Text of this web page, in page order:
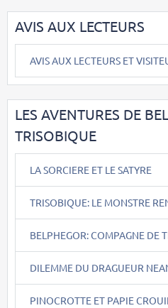
AVIS AUX LECTEURS
AVIS AUX LECTEURS ET
LES AVENTURES DE
TRISOBIQUE
LA SORCIERE ET LE SATYRE
TRISOBIQUE: LE MONSTRE
BELPHEGOR: COMPAGNE DE
DILEMME DU DRAGUEUR
PINOCROTTE ET PAPIE